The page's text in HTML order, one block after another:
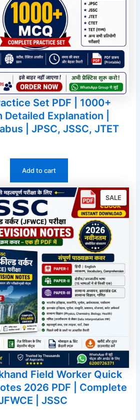
Set PDF | 1000+
Explanation |
| JPSC, JSSC, JTET
Add to cart
SALE
ON
SALE
Field Worker Quick
2026 PDF | Complete
| JSSC